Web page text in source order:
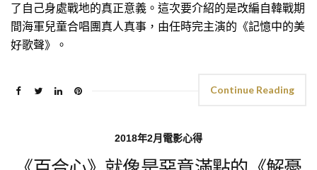
了自己身處戰地的真正意義。這次要介紹的是改編自韓戰期
間海軍兒童合唱團真人真事，由任時完主演的《記憶中的美
好歌聲》。
Continue Reading
2018年2月電影心得